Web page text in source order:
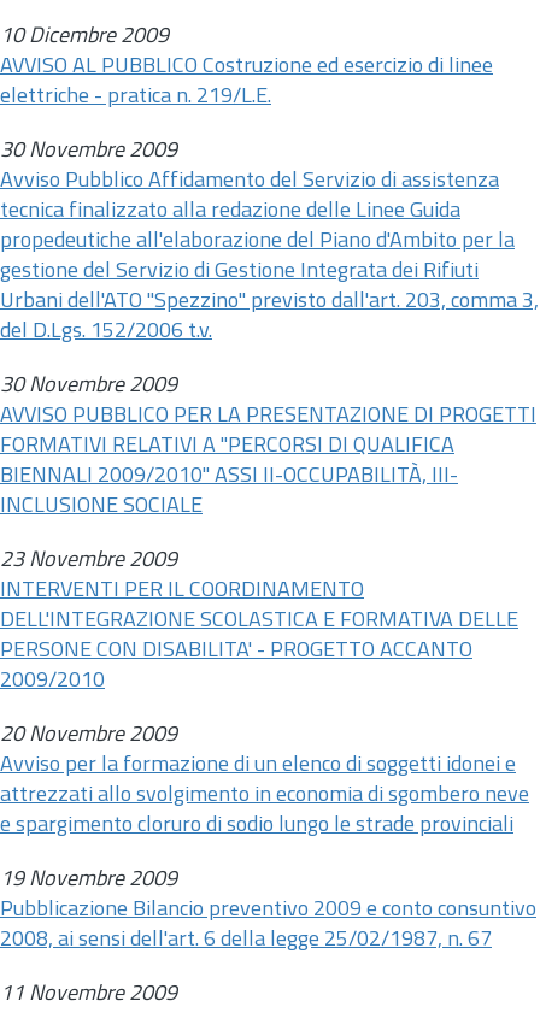
10 Dicembre 2009
AVVISO AL PUBBLICO Costruzione ed esercizio di linee
elettriche - pratica n. 219/L.E.
30 Novembre 2009
Avviso Pubblico Affidamento del Servizio di assistenza
tecnica finalizzato alla redazione delle Linee Guida
propedeutiche all'elaborazione del Piano d'Ambito per la
gestione del Servizio di Gestione Integrata dei Rifiuti
Urbani dell'ATO "Spezzino" previsto dall'art. 203, comma 3,
del D.Lgs. 152/2006 t.v.
30 Novembre 2009
AVVISO PUBBLICO PER LA PRESENTAZIONE DI PROGETTI
FORMATIVI RELATIVI A "PERCORSI DI QUALIFICA
BIENNALI 2009/2010" ASSI II-OCCUPABILITÀ, III-
INCLUSIONE SOCIALE
23 Novembre 2009
INTERVENTI PER IL COORDINAMENTO
DELL'INTEGRAZIONE SCOLASTICA E FORMATIVA DELLE
PERSONE CON DISABILITA' - PROGETTO ACCANTO
2009/2010
20 Novembre 2009
Avviso per la formazione di un elenco di soggetti idonei e
attrezzati allo svolgimento in economia di sgombero neve
e spargimento cloruro di sodio lungo le strade provinciali
19 Novembre 2009
Pubblicazione Bilancio preventivo 2009 e conto consuntivo
2008, ai sensi dell'art. 6 della legge 25/02/1987, n. 67
11 Novembre 2009